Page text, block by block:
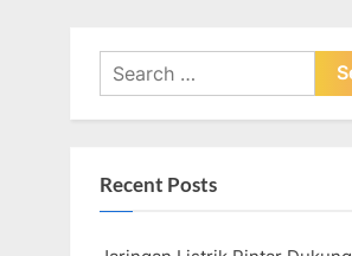
P
t
Search
for:
Recent Posts